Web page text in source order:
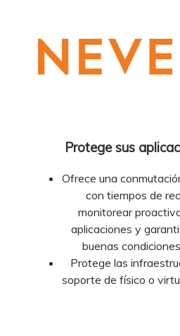
Protege sus
Ofrece una
con tiempos de
monitorear
aplicaciones y
buenas
Protege las
soporte de físico o